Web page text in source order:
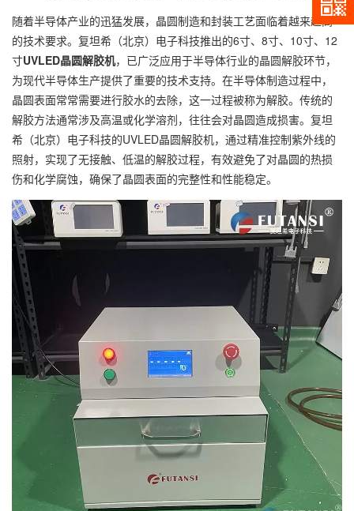
随着半导体产业的迅猛发展，晶圆制造和封装工艺面临着越来越高
的技术要求。复坦希（北京）电子科技推出的6寸、8寸、10寸、12
寸UVLED晶圆解胶机，已广泛应用于半导体行业的晶圆解胶环节，
为现代半导体生产提供了重要的技术支持。在半导体制造过程中，
晶圆表面常常需要进行胶水的去除，这一过程被称为解胶。传统的
解胶方法通常涉及高温或化学溶剂，往往会对晶圆造成损害。复坦
希（北京）电子科技的UVLED晶圆解胶机，通过精准控制紫外线的
照射，实现了无接触、低温的解胶过程，有效避免了对晶圆的热损
伤和化学腐蚀，确保了晶圆表面的完整性和性能稳定。